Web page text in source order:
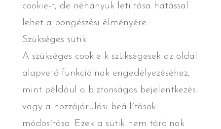
cookie-t, de néhányuk letiltása hatással
lehet a böngészési élményére.
Szükséges sütik
A szükséges cookie-k szükségesek az oldal
alapvető funkcióinak engedélyezéséhez,
mint például a biztonságos bejelentkezés
vagy a hozzájárulási beállítások
módosítása. Ezek a sütik nem tárolnak